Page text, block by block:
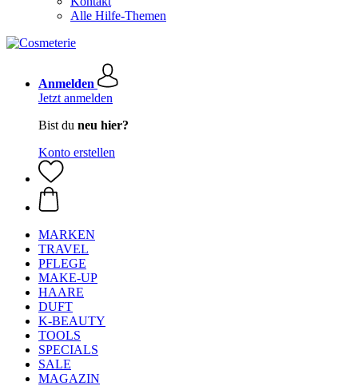
Alle Hilfe-Themen
Anmelden
Jetzt anmelden
Bist du neu hier?
Konto erstellen
MARKEN
TRAVEL
PFLEGE
MAKE-UP
HAARE
DUFT
K-BEAUTY
TOOLS
SPECIALS
SALE
MAGAZIN